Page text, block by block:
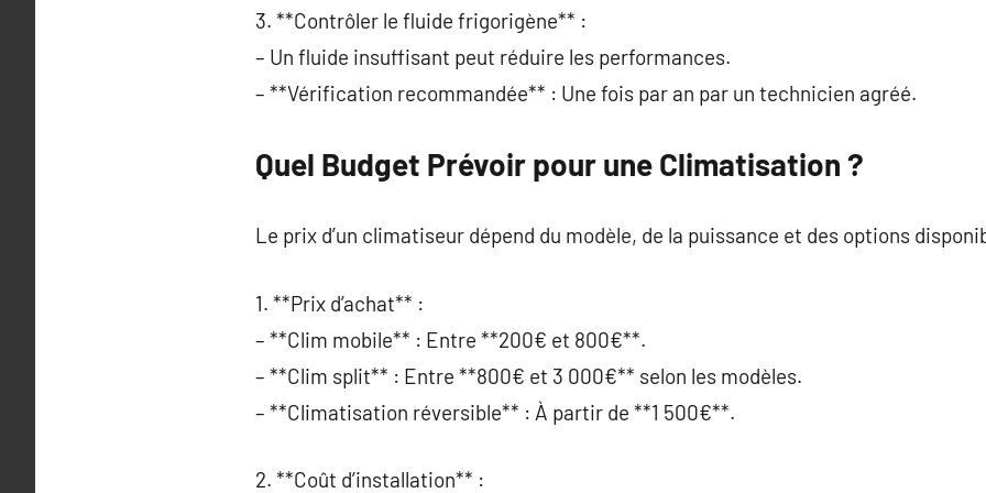
3. **Contrôler le fluide frigorigène** :
– Un fluide insuffisant peut réduire les performances.
– **Vérification recommandée** : Une fois par an par un technicien agréé.
Quel Budget Prévoir pour une Climatisation ?
Le prix d’un climatiseur dépend du modèle, de la puissance et des options
1. **Prix d’achat** :
– **Clim mobile** : Entre **200€ et 800€**.
– **Clim split** : Entre **800€ et 3 000€** selon les modèles.
– **Climatisation réversible** : À partir de **1 500€**.
2. **Coût d’installation** :